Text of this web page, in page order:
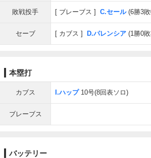
敗戦投手 ブレーブス C.セール(6勝3
セーブ カブス D.パレンシア (1勝0
本塁打
カブス I.ハップ10号(8回表ソロ)
ブレーブス
バッテリー